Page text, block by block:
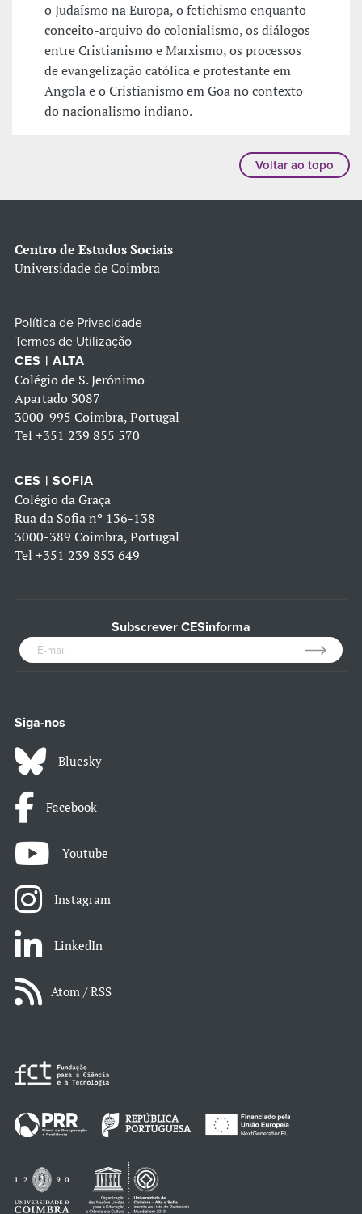
o Judaísmo na Europa, o fetichismo enquanto
conceito-arquivo do colonialismo, os diálogos
entre Cristianismo e Marxismo, os processos
de evangelização católica e protestante em
Angola e o Cristianismo em Goa no contexto
do nacionalismo indiano.
Voltar ao topo
Centro de Estudos Sociais
Universidade de Coimbra
Política de Privacidade
Termos de Utilização
CES | ALTA
Colégio de S. Jerónimo
Apartado 3087
3000-995 Coimbra, Portugal
Tel +351 239 855 570
CES | SOFIA
Colégio da Graça
Rua da Sofia nº 136-138
3000-389 Coimbra, Portugal
Tel +351 239 853 649
Subscrever CESinforma
Siga-nos
Bluesky
Facebook
Youtube
Instagram
LinkedIn
Atom / RSS